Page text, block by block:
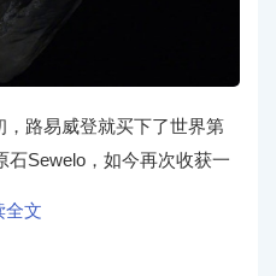
路易威登就买下了世界第
石Sewelo，如今再次收获一
全文